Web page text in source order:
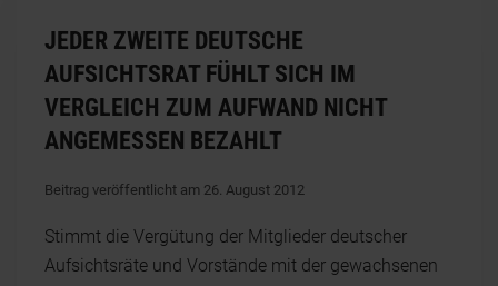
JEDER ZWEITE DEUTSCHE
AUFSICHTSRAT FÜHLT SICH IM
VERGLEICH ZUM AUFWAND NICHT
ANGEMESSEN BEZAHLT
Beitrag veröffentlicht am 26. August 2012
Stimmt die Vergütung der Mitglieder deutscher
Aufsichtsräte und Vorstände mit der gewachsenen